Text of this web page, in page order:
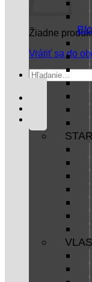
Žiadne
Vrátiť sa do
Hľadať: